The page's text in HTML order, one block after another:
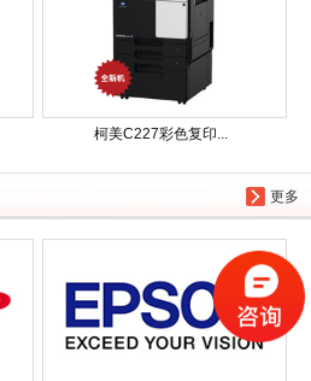
柯美C227彩色复印...
更多